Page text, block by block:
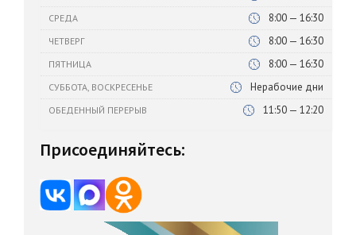
СРЕДА 8:00 — 16:30
ЧЕТВЕРГ 8:00 — 16:30
ПЯТНИЦА 8:00 — 16:30
СУББОТА, ВОСКРЕСЕНЬЕ Нерабочие дни
ОБЕДЕННЫЙ ПЕРЕРЫВ 11:50 — 12:20
Присоединяйтесь: